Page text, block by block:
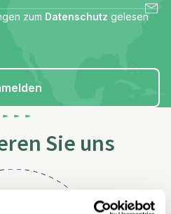
zum Datenschutz gelesen
Sie uns